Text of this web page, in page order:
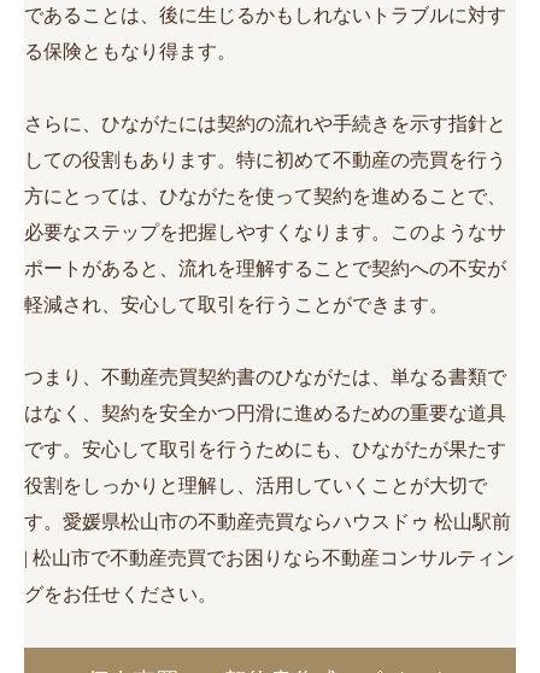
であることは、後に生じるかもしれないトラブルに対す
る保険ともなり得ます。
さらに、ひながたには契約の流れや手続きを示す指針と
しての役割もあります。特に初めて不動産の売買を行う
方にとっては、ひながたを使って契約を進めることで、
必要なステップを把握しやすくなります。このようなサ
ポートがあると、流れを理解することで契約への不安が
軽減され、安心して取引を行うことができます。
つまり、不動産売買契約書のひながたは、単なる書類で
はなく、契約を安全かつ円滑に進めるための重要な道具
です。安心して取引を行うためにも、ひながたが果たす
役割をしっかりと理解し、活用していくことが大切で
す。愛媛県松山市の不動産売買ならハウスドゥ 松山駅前
| 松山市で不動産売買でお困りなら不動産コンサルティン
グをお任せください。